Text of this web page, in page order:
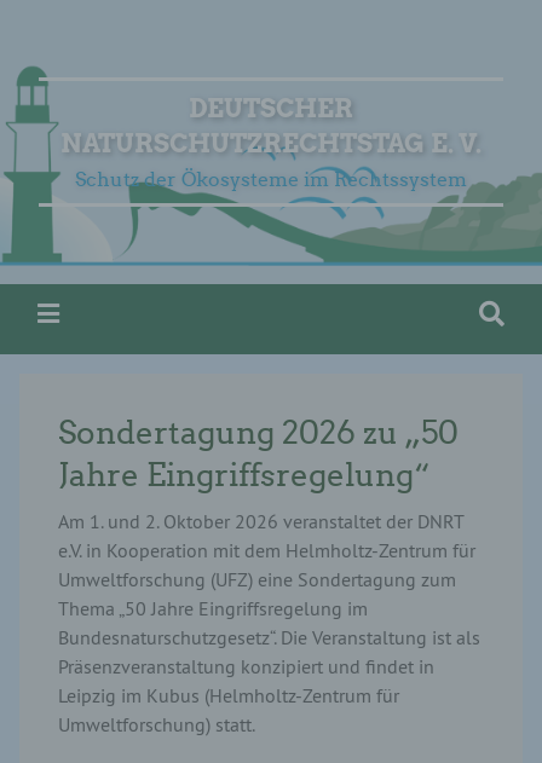
DEUTSCHER
NATURSCHUTZRECHTSTAG E. V.
Schutz der Ökosysteme im Rechtssystem
Sondertagung 2026 zu „50
Jahre Eingriffsregelung“
Am 1. und 2. Oktober 2026 veranstaltet der DNRT
e.V. in Kooperation mit dem Helmholtz-Zentrum für
Umweltforschung (UFZ) eine Sondertagung zum
Thema „50 Jahre Eingriffsregelung im
Bundesnaturschutzgesetz“. Die Veranstaltung ist als
Präsenzveranstaltung konzipiert und findet in
Leipzig im Kubus (Helmholtz-Zentrum für
Umweltforschung) statt.